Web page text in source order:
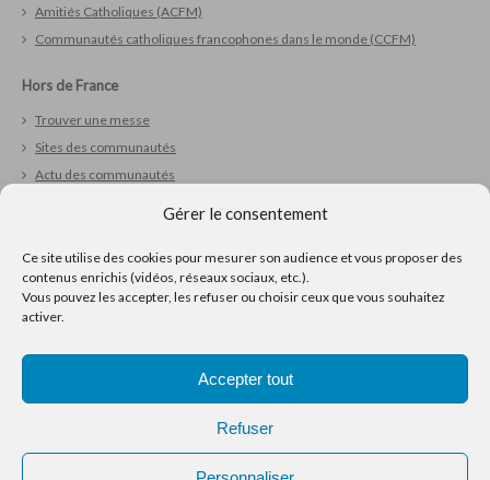
Gérer le consentement
Ce site utilise des cookies pour mesurer son audience et vous proposer des
contenus enrichis (vidéos, réseaux sociaux, etc.).
Vous pouvez les accepter, les refuser ou choisir ceux que vous souhaitez
activer.
Accepter tout
Refuser
Amitiés Catholiques (ACFM)
Communautés catholiques francophones dans le monde (CCFM)
Hors de France
Trouver une messe
Sites des communautés
Actu des communautés
Réfléchir
Prier